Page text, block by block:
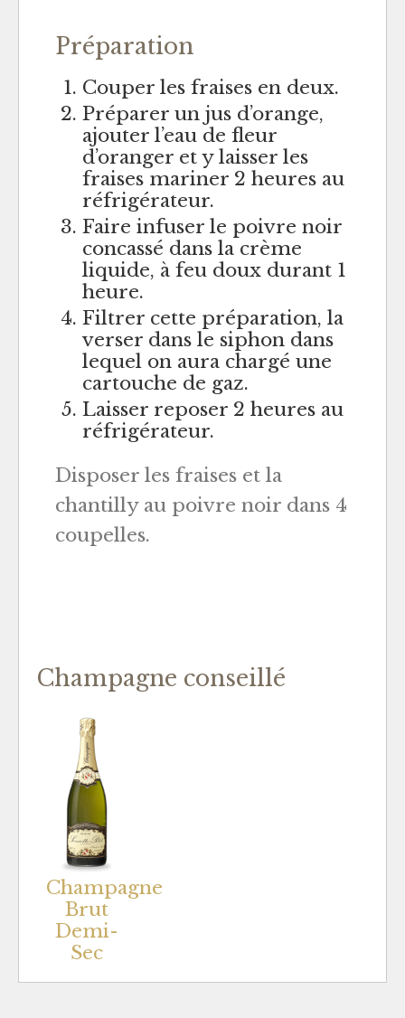
Préparation
Couper les fraises en deux.
Préparer un jus d’orange,
ajouter l’eau de fleur
d’oranger et y laisser les
fraises mariner 2 heures au
réfrigérateur.
Faire infuser le poivre noir
concassé dans la crème
liquide, à feu doux durant 1
heure.
Filtrer cette préparation, la
verser dans le siphon dans
lequel on aura chargé une
cartouche de gaz.
Laisser reposer 2 heures au
réfrigérateur.
Disposer les fraises et la
chantilly au poivre noir dans 4
coupelles.
Champagne conseillé
Champagne
Brut
Demi-
Sec